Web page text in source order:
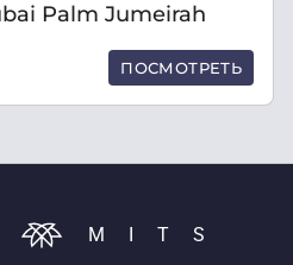
Palm Jumeirah
ПОСМОТРЕТЬ
MITS